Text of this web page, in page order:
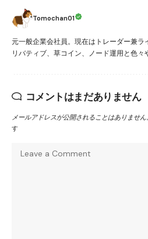
Tomochan01
元一般企業会社員。現在はトレーダー兼ラ
リバティブ、草コイン、ノード運用と色々
コメントはまだありません
メールアドレスが公開されることはありません。
す